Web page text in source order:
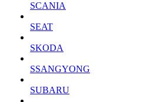
SCANIA
SEAT
SKODA
SSANGYONG
SUBARU